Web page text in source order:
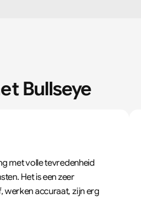
Bullseye
met volle tevredenheid
Het is een zeer
accuraat, zijn erg